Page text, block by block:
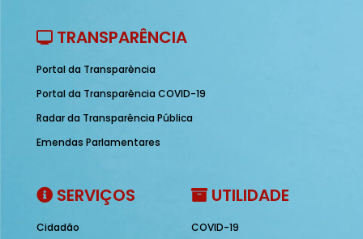
TRANSPARÊNCIA
Portal da Transparência
Portal da Transparência COVID-19
Radar da Transparência Pública
Emendas Parlamentares
SERVIÇOS
Cidadão
UTILIDADE
COVID-19